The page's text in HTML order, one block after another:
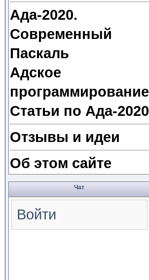
Ада-2020.
Современный
Паскаль
Адское
программирование
Статьи по Ада-2020
Отзывы и идеи
Об этом сайте
Чат
Войти